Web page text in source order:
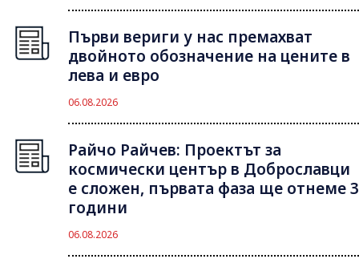
Първи вериги у нас премахват
двойното обозначение на цените в
лева и евро
06.08.2026
Райчо Райчев: Проектът за
космически център в Доброславци
е сложен, първата фаза ще отнеме 3
години
06.08.2026